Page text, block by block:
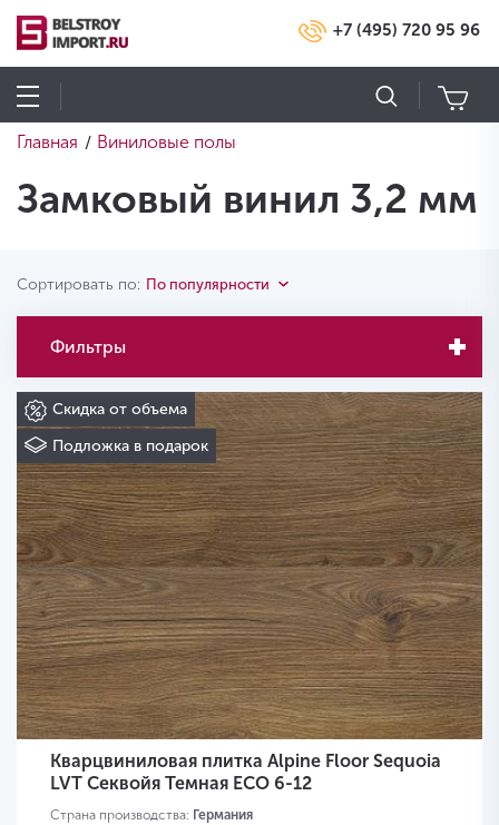
+7 (495) 720 95 96
Главная / Виниловые полы
Замковый винил 3,2 мм
Сортировать по: По популярности
Фильтры
Скидка от объема
Подложка в подарок
Кварцвиниловая плитка Alpine Floor Sequoia
LVT Секвойя Темная ECO 6-12
Страна производства: Германия